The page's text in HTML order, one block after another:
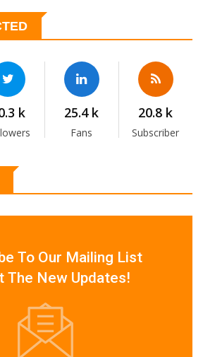
k 25.4 k
Fans
20.8 k
Subscriber
To Our Mailing List
The New Updates!